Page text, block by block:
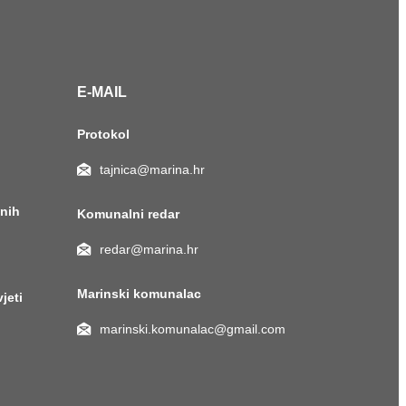
E-MAIL
Protokol
tajnica@marina.hr
Komunalni redar
redar@marina.hr
Marinski komunalac
marinski.komunalac@gmail.com